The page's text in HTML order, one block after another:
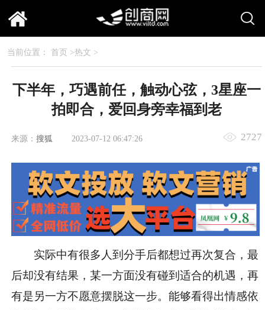
当前位置： 首页 >热文 >
下半年，巧遇前任，触动心弦，3星座一
拍即合，爱回身旁幸福到老
来源： 搜狐 2023-07-12 06:47:26 2727
实际中有很多人到分手后都想过再次复合，最
后却没有结果，某一方面没有碰到适合的机遇，再
有是另一方不愿意摆脱这一步。能够看得出情感依